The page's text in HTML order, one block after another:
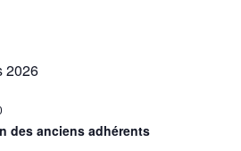
2026
des anciens adhérents